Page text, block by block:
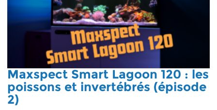
Maxspect Smart Lagoon 120 : les
poissons et invertébrés (épisode
2)